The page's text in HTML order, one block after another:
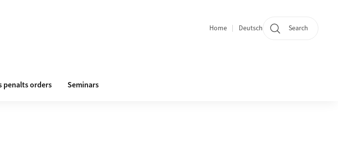
Section navigation
Home Deutsch Search
penalts orders Seminars